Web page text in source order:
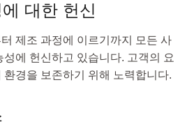
대한 헌신
제조 과정에 이르기까지 모든 사
에 헌신하고 있습니다. 고객의 요
환경을 보존하기 위해 노력합니다.